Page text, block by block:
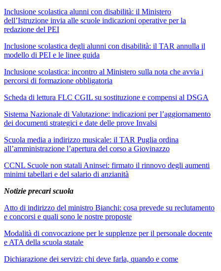
Inclusione scolastica alunni con disabilità: il Ministero
dell’Istruzione invia alle scuole indicazioni operative per la
redazione del PEI
Inclusione scolastica degli alunni con disabilità: il TAR annulla il
modello di PEI e le linee guida
Inclusione scolastica: incontro al Ministero sulla nota che avvia i
percorsi di formazione obbligatoria
Scheda di lettura FLC CGIL su sostituzione e compensi al DSGA
Sistema Nazionale di Valutazione: indicazioni per l’aggiornamento
dei documenti strategici e date delle prove Invalsi
Scuola media a indirizzo musicale: il TAR Puglia ordina
all’amministrazione l’apertura del corso a Giovinazzo
CCNL Scuole non statali Aninsei: firmato il rinnovo degli aumenti
minimi tabellari e del salario di anzianità
Notizie precari scuola
Atto di indirizzo del ministro Bianchi: cosa prevede su reclutamento
e concorsi e quali sono le nostre proposte
Modalità di convocazione per le supplenze per il personale docente
e ATA della scuola statale
Dichiarazione dei servizi: chi deve farla, quando e come